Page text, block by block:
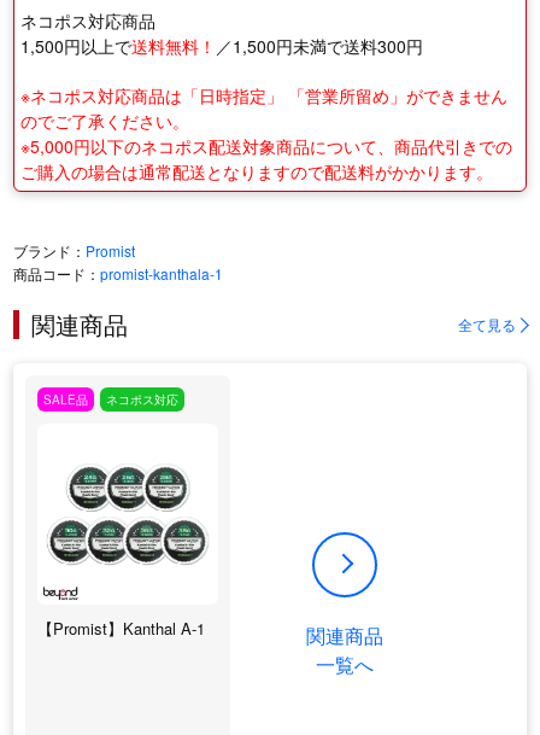
ネコポス対応商品
1,500円以上で送料無料！ ／1,500円未満で送料300円
※ネコポス対応商品は「日時指定」 「営業所留め」ができません
のでご了承ください。
※5,000円以下のネコポス配送対象商品について、商品代引きでの
ご購入の場合は通常配送となりますので配送料がかかります。
ブランド： Promist
商品コード：promist-kanthala-1
関連商品 全て見る
SALE品 ネコポス対応
【Promist】Kanthal A-1
関連商品
一覧へ